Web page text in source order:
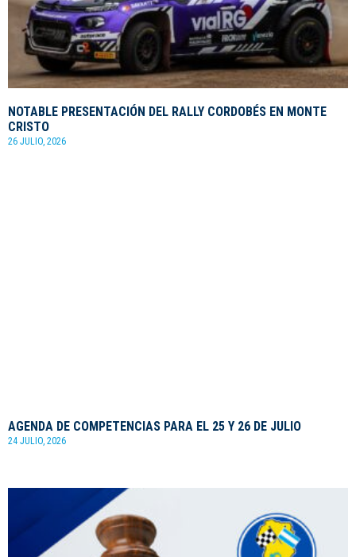
NOTABLE PRESENTACIÓN DEL RALLY CORDOBÉS EN MONTE
CRISTO
26 JULIO, 2026
AGENDA DE COMPETENCIAS PARA EL 25 Y 26 DE JULIO
24 JULIO, 2026